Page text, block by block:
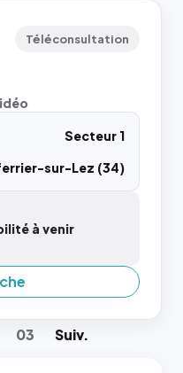
Téléconsultation
Secteur 1
sur-Lez (34)
à venir
03 Suiv.